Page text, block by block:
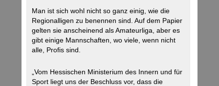
Man ist sich wohl nicht so ganz einig, wie die
Regionalligen zu benennen sind. Auf dem Papier
gelten sie anscheinend als Amateurliga, aber es
gibt einige Mannschaften, wo viele, wenn nicht
alle, Profis sind.
„Vom Hessischen Ministerium des Innern und für
Sport liegt uns der Beschluss vor, dass die